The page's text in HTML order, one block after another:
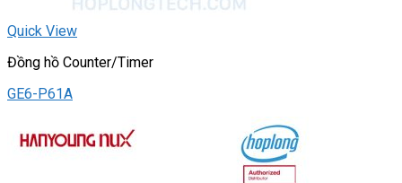
Quick View
Đồng hồ Counter/Timer
GE6-P61A